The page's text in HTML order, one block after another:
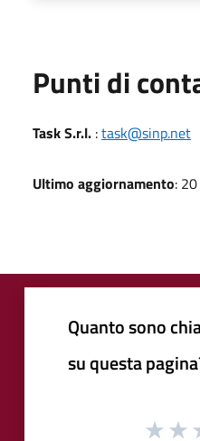
Punti di
Task S.r.l. :task@sinp.net
Ultimo aggiornamento:
Quanto sono
su questa